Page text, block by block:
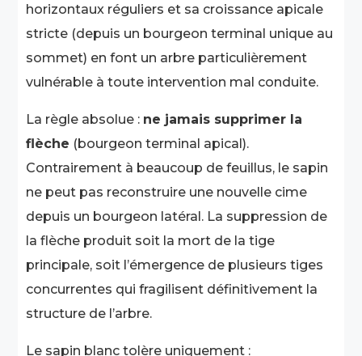
horizontaux réguliers et sa croissance apicale
stricte (depuis un bourgeon terminal unique au
sommet) en font un arbre particulièrement
vulnérable à toute intervention mal conduite.
La règle absolue : ne jamais supprimer la
flèche (bourgeon terminal apical).
Contrairement à beaucoup de feuillus, le sapin
ne peut pas reconstruire une nouvelle cime
depuis un bourgeon latéral. La suppression de
la flèche produit soit la mort de la tige
principale, soit l’émergence de plusieurs tiges
concurrentes qui fragilisent définitivement la
structure de l’arbre.
Le sapin blanc tolère uniquement :